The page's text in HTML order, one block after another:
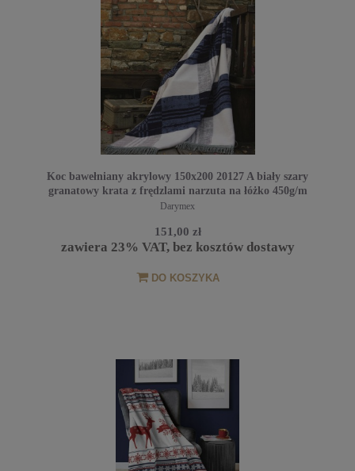
Koc bawełniany akrylowy 150x200 20127 A biały szary
granatowy krata z frędzlami narzuta na łóżko 450g/m
Darymex
151,00 zł
zawiera 23% VAT, bez kosztów dostawy
DO KOSZYKA